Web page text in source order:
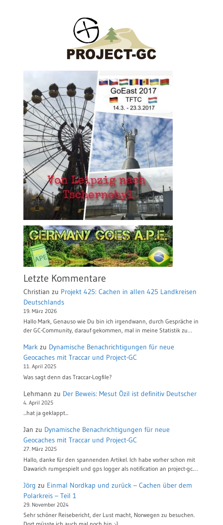
Letzte Kommentare
Christian zu Projekt 425: Cachen in allen 425 Landkreisen
Deutschlands
19. März 2026
Hallo Mark, Genauso wie Du bin ich irgendwann, durch Gespräche in
der GC-Community, darauf gekommen, mal in meine Statistik zu…
Mark zu Dynamische Benachrichtigungen für neue
Geocaches mit Traccar und Project-GC
11. April 2025
Was sagt denn das Traccar-Logfile?
Lehmann zu Der Beweis: Mesut Özil ist definitiv Deutscher
4. April 2025
...hat ja geklappt...
Jan zu Dynamische Benachrichtigungen für neue
Geocaches mit Traccar und Project-GC
27. März 2025
Hallo, danke für den spannenden Artikel. Ich habe vorher schon mit
Dawarich rumgespielt und gps logger als notification an project-gc.…
Jörg zu Einmal Nordkap und zurück – Cachen über dem
Polarkreis – Teil 1
29. November 2024
Sehr schöner Reisebericht, der Lust macht, Norwegen zu besuchen.